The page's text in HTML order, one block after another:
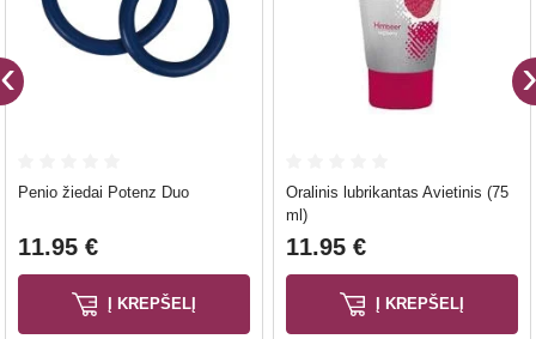
Penio žiedai Potenz Duo
11.95 €
Į KREPŠELĮ
Oralinis lubrikantas Avietinis (75
ml)
11.95 €
Į KREPŠELĮ